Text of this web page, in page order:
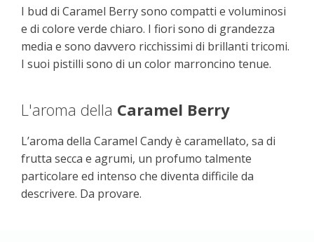
I bud di Caramel Berry sono compatti e voluminosi
e di colore verde chiaro. I fiori sono di grandezza
media e sono davvero ricchissimi di brillanti tricomi.
I suoi pistilli sono di un color marroncino tenue.
L'aroma della Caramel Berry
L’aroma della Caramel Candy è caramellato, sa di
frutta secca e agrumi, un profumo talmente
particolare ed intenso che diventa difficile da
descrivere. Da provare.